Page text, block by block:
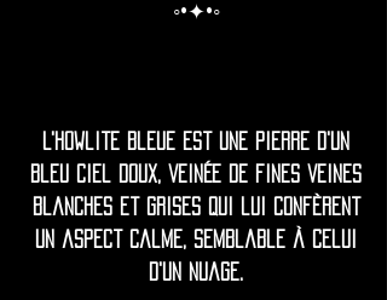
◦•✦•◦
L'howlite bleue est une pierre d'un
bleu ciel doux, veinée de fines veines
blanches et grises qui lui confèrent
un aspect calme, semblable à celui
d'un nuage.